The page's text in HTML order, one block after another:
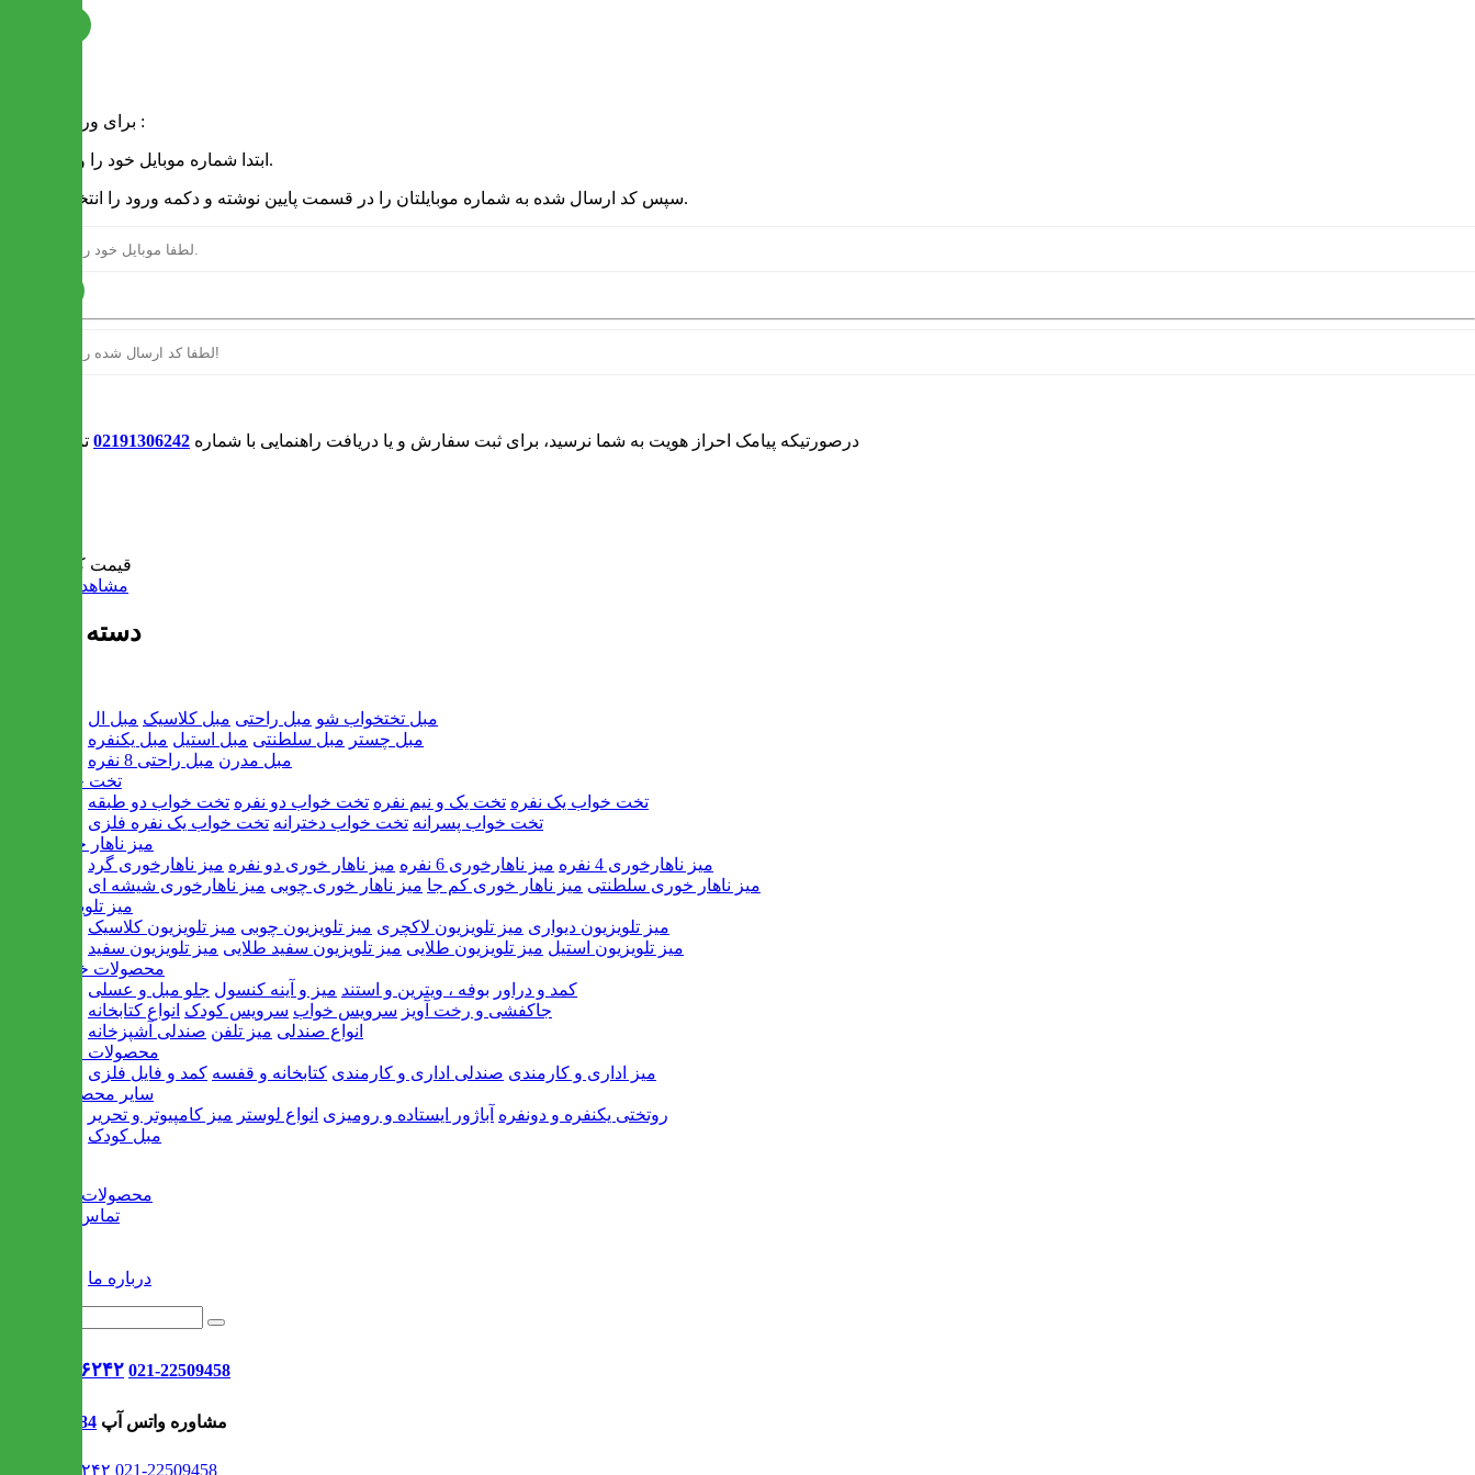
برای ورود به سایت :
1 - ابتدا شماره موبایل خود را وارد کنید.
2 - سپس کد ارسال شده به شماره موبایلتان را در قسمت پایین نوشته و دکمه ورود را انتخاب کنید.
درصورتیکه پیامک احراز هویت به شما نرسید، برای ثبت سفارش و یا دریافت راهنمایی با شماره 02191306242 تماس بگیرید
قیمت کل:
مشاهده سبد خرید
دسته بندی ها
مبل تختخواب شو مبل راحتی مبل کلاسیک مبل ال
مبل چستر مبل سلطنتی مبل استیل مبل یکنفره
مبل مدرن مبل راحتی 8 نفره
تخت خواب
تخت خواب یک نفره تخت یک و نیم نفره تخت خواب دو نفره تخت خواب دو طبقه
تخت خواب پسرانه تخت خواب دخترانه تخت خواب یک نفره فلزی
میز ناهار خوری
میز ناهارخوری 4 نفره
میز ناهارخوری 6 نفره میز ناهار خوری دو نفره میز ناهارخوری گرد
میز ناهار خوری سلطنتی میز ناهار خوری کم جا میز ناهار خوری چوبی میز ناهارخوری شیشه ای
میز تلویزیون
میز تلویزیون دیواری میز تلویزیون لاکچری میز تلویزیون چوبی میز تلویزیون کلاسیک
میز تلویزیون استیل میز تلویزیون طلایی میز تلویزیون سفید طلایی میز تلویزیون سفید
محصولات خانگی
کمد و دراور بوفه ، ویترین و استند میز و آینه کنسول جلو مبل و عسلی
جاکفشی و رخت آویز سرویس خواب سرویس کودک انواع کتابخانه
انواع صندلی میز تلفن صندلی آشپزخانه
محصولات اداری
میز اداری و کارمندی صندلی اداری و کارمندی کتابخانه و قفسه کمد و فایل فلزی
سایر محصولات
روتختی یکنفره و دونفره آباژور ایستاده و رومیزی انواع لوستر میز کامپیوتر و تحریر
مبل کودک
محصولات جدید
تماس با ما
درباره ما
021-۹۱۳۰۶۲۴۲ 021-22509458
09302308484 مشاوره واتس آپ
021-۹۱۳۰۶۲۴۲ 021-22509458